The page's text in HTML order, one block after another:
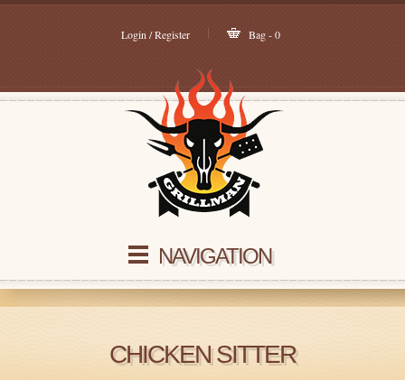
Login / Register Bag - 0
NAVIGATION
CHICKEN SITTER